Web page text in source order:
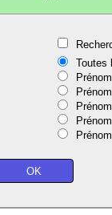
Toutes